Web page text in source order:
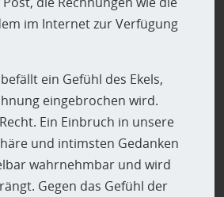
im Internet zur Verfügung
ein Gefühl des Ekels,
eingebrochen wird.
Ein Einbruch in unsere
und intimsten Gedanken
wahrnehmbar und wird
Gegen das Gefühl der